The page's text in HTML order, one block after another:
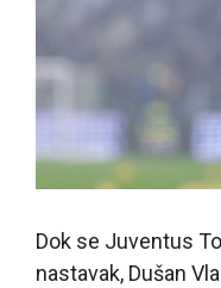
Dok se Juventus
nastavak, Dušan